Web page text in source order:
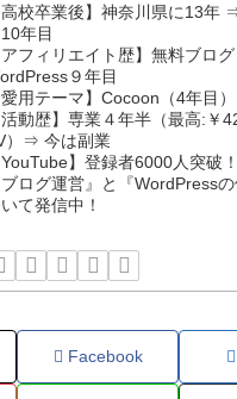
高校卒業後】神奈川県に13年
10年目
アフィリエイト歴】無料ブロ
９年目
愛用テーマ】Cocoon（4年目）
活動歴】専業４年半（最高:￥
）⇒ 今は副業
YouTube】登録者6000人突破！
ブログ運営』と『WordPress
て発信中！
Facebook